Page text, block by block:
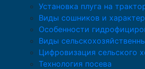
Установка плуга на
Виды сошников и
Особенности
Виды
Цифровизация сельского
Технология посева